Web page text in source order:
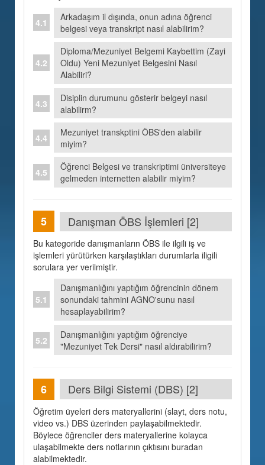
Arkadaşım il dışında, onun adına öğrenci
belgesi veya transkript nasıl alabilirim?
Diploma/Mezuniyet Belgemi Kaybettim (Zayi
Oldu) Yeni Mezuniyet Belgesini Nasıl
Alabiliri?
Disiplin durumunu gösterir belgeyi nasıl
alabilirm?
Mezuniyet transkptini ÖBS'den alabilir
miyim?
Öğrenci Belgesi ve transkriptimi üniversiteye
gelmeden internetten alabilir miyim?
Danışman ÖBS İşlemleri [2]
Bu kategoride danışmanların ÖBS ile ilgili iş ve
işlemleri yürütürken karşılaştıkları durumlarla iligili
sorulara yer verilmiştir.
Danışmanlığını yaptığım öğrencinin dönem
sonundaki tahmini AGNO'sunu nasıl
hesaplayabilirim?
Danışmanlığını yaptığım öğrenciye
"Mezuniyet Tek Dersi" nasıl aldırabilirim?
Ders Bilgi Sistemi (DBS) [2]
Öğretim üyeleri ders materyallerini (slayt, ders notu,
video vs.) DBS üzerinden paylaşabilmektedir.
Böylece öğrenciler ders materyallerine kolayca
ulaşabilmekte ders notlarının çıktısını buradan
alabilmektedir.